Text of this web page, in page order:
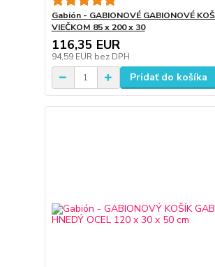
Gabión - GABIONOVÉ GABIONOVÉ
VIEČKOM 85 x 200 x 30
116,35 EUR
94,59 EUR bez DPH
Pridať do košíka